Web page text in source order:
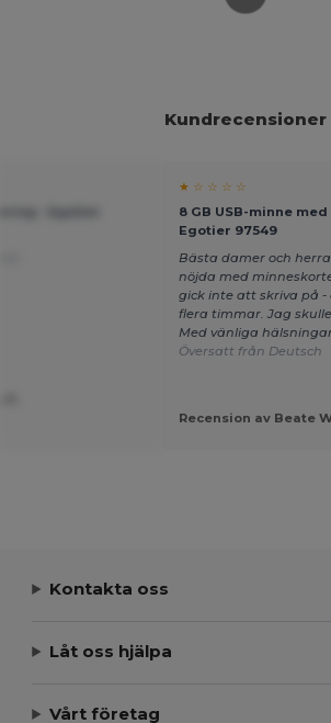
Kundrecensioner
★ ☆ ☆ ☆ ☆
8 GB USB-minne
Egotier 97549
Bästa damer och
nöjda med
gick inte att skriva på -
flera timmar. Jag
Med vänliga
Översatt från Deutsch
Recension av Beate
Kontakta oss
Låt oss hjälpa
Vårt företag